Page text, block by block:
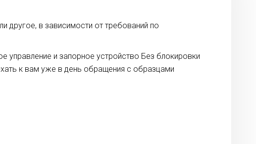
другое, в зависимости от требований по
управление и запорное устройство Без блокировки
к вам уже в день обращения с образцами